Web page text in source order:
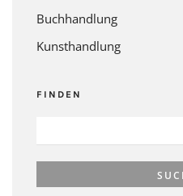
Buchhandlung
Kunsthandlung
FINDEN